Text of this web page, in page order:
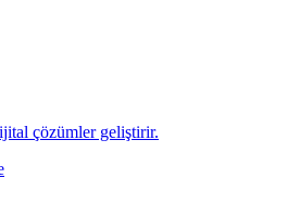
çözümler geliştirir.